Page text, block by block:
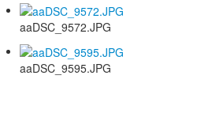
aaDSC_9572.JPG
aaDSC_9595.JPG